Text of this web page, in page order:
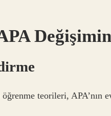
öğrenme teorileri, APA’nın